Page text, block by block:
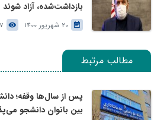
بازداشت‌شده، آزاد شوند
20 شهریور 1400
مطالب مرتبط
پس از سال‌ها وقفه؛
بین بانوان دانشجو